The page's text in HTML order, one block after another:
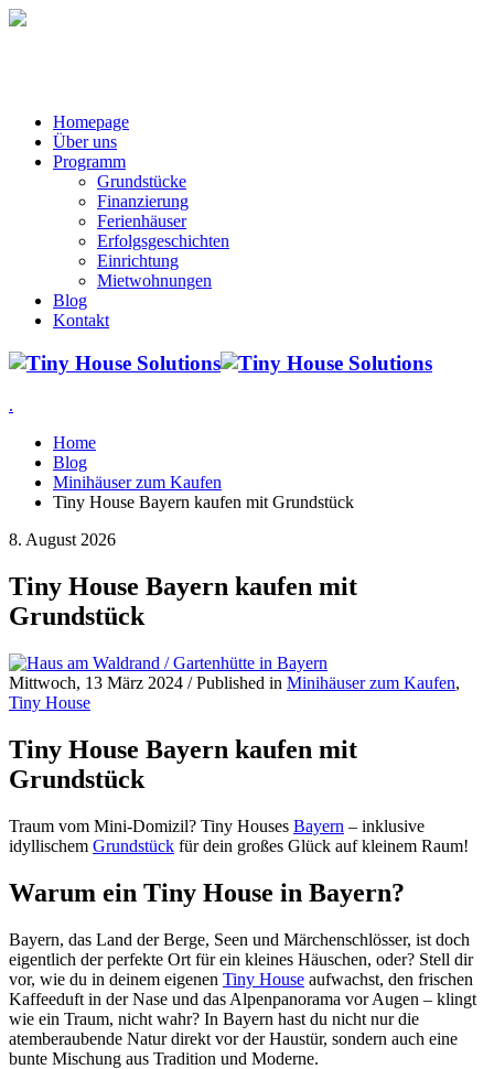
Homepage
Über uns
Programm
Grundstücke
Finanzierung
Ferienhäuser
Erfolgsgeschichten
Einrichtung
Mietwohnungen
Blog
Kontakt
.
Home
Blog
Minihäuser zum Kaufen
Tiny House Bayern kaufen mit Grundstück
8. August 2026
Tiny House Bayern kaufen mit
Grundstück
Mittwoch, 13 März 2024 /Published in Minihäuser zum Kaufen,
Tiny House
Tiny House Bayern kaufen mit
Grundstück
Traum vom Mini-Domizil? Tiny Houses Bayern – inklusive
idyllischem Grundstück für dein großes Glück auf kleinem Raum!
Warum ein Tiny House in Bayern?
Bayern, das Land der Berge, Seen und Märchenschlösser, ist doch
eigentlich der perfekte Ort für ein kleines Häuschen, oder? Stell dir
vor, wie du in deinem eigenen Tiny House aufwachst, den frischen
Kaffeeduft in der Nase und das Alpenpanorama vor Augen – klingt
wie ein Traum, nicht wahr? In Bayern hast du nicht nur die
atemberaubende Natur direkt vor der Haustür, sondern auch eine
bunte Mischung aus Tradition und Moderne.